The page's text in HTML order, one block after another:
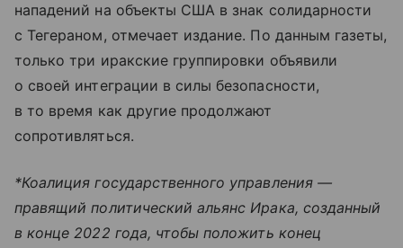
нападений на объекты США в знак солидарности
с Тегераном, отмечает издание. По данным газеты,
только три иракские группировки объявили
о своей интеграции в силы безопасности,
в то время как другие продолжают
сопротивляться.
*Коалиция государственного управления —
правящий политический альянс Ирака, созданный
в конце 2022 года, чтобы положить конец